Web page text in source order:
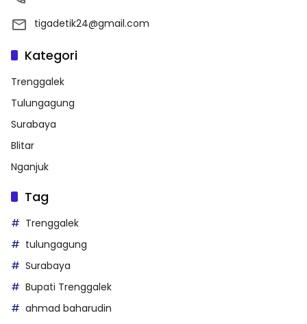
tigadetik24@gmail.com
Kategori
Trenggalek
Tulungagung
Surabaya
Blitar
Nganjuk
Tag
Trenggalek
tulungagung
Surabaya
Bupati Trenggalek
ahmad baharudin